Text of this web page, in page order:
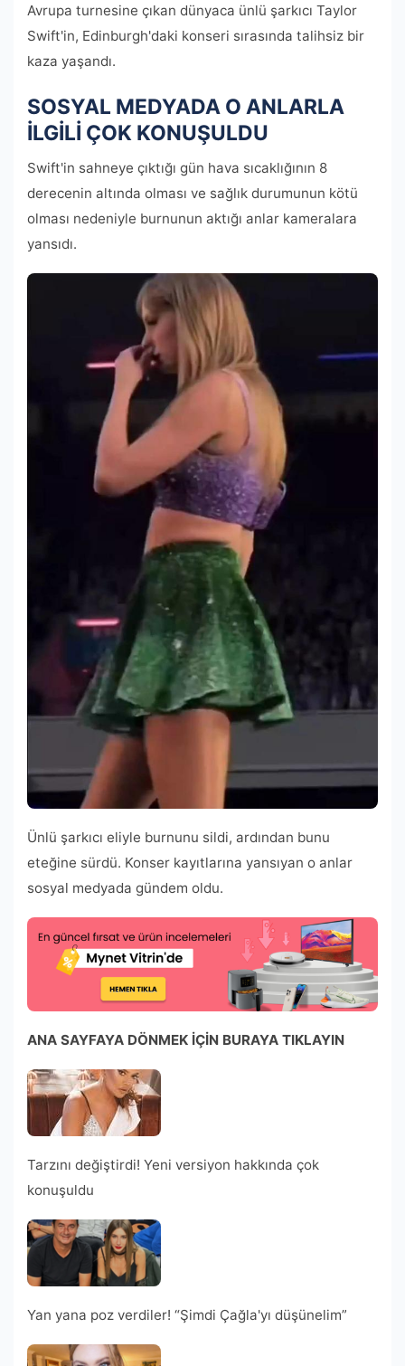
Avrupa turnesine çıkan dünyaca ünlü şarkıcı Taylor
Swift'in, Edinburgh'daki konseri sırasında talihsiz bir
kaza yaşandı.
SOSYAL MEDYADA O ANLARLA
İLGİLİ ÇOK KONUŞULDU
Swift'in sahneye çıktığı gün hava sıcaklığının 8
derecenin altında olması ve sağlık durumunun kötü
olması nedeniyle burnunun aktığı anlar kameralara
yansıdı.
Ünlü şarkıcı eliyle burnunu sildi, ardından bunu
eteğine sürdü. Konser kayıtlarına yansıyan o anlar
sosyal medyada gündem oldu.
ANA SAYFAYA DÖNMEK İÇİN BURAYA TIKLAYIN
Tarzını değiştirdi! Yeni versiyon hakkında çok
konuşuldu
Yan yana poz verdiler! “Şimdi Çağla'yı düşünelim”